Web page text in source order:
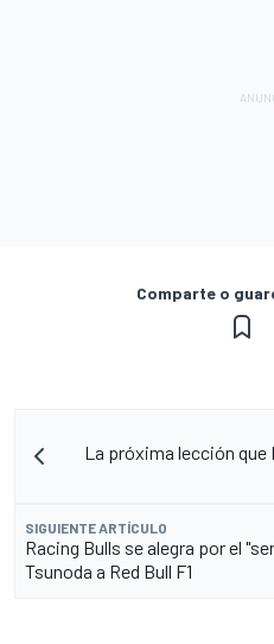
Comparte o
La próxima lección que
SIGUIENTE ARTÍCULO
Racing Bulls se alegra por el
Tsunoda a Red Bull F1